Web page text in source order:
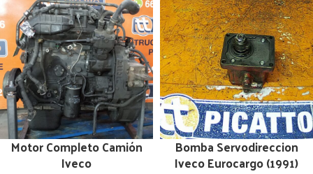
Motor Completo Camión
Iveco
Bomba Servodireccion
Iveco Eurocargo (1991)